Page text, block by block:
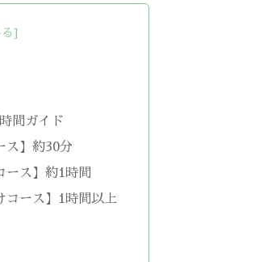
間ガイド
ス】約30分
ース】約1時間
コース】1時間以上